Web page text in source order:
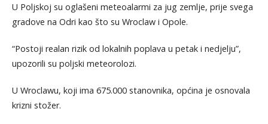
U Poljskoj su oglašeni meteoalarmi za jug zemlje, prije svega
gradove na Odri kao što su Wroclaw i Opole.
“Postoji realan rizik od lokalnih poplava u petak i nedjelju”,
upozorili su poljski meteorolozi.
U Wroclawu, koji ima 675.000 stanovnika, općina je osnovala
krizni stožer.